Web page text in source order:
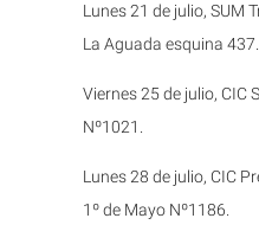
Lunes 21 de julio, SUM
La Aguada esquina 437.
Viernes 25 de julio, CIC
Nº1021.
Lunes 28 de julio, CIC
1º de Mayo Nº1186.